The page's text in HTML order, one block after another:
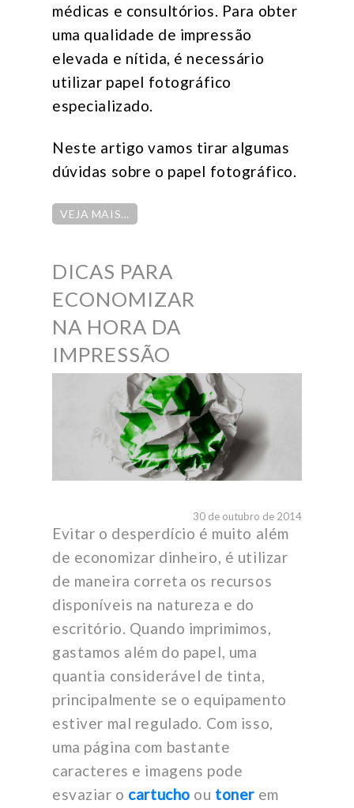
médicas e consultórios. Para obter
uma qualidade de impressão
elevada e nítida, é necessário
utilizar papel fotográfico
especializado.
Neste artigo vamos tirar algumas
dúvidas sobre o papel fotográfico.
VEJA MAIS…
DICAS PARA
ECONOMIZAR
NA HORA DA
IMPRESSÃO
30 de outubro de 2014
Evitar o desperdício é muito além
de economizar dinheiro, é utilizar
de maneira correta os recursos
disponíveis na natureza e do
escritório. Quando imprimimos,
gastamos além do papel, uma
quantia considerável de tinta,
principalmente se o equipamento
estiver mal regulado. Com isso,
uma página com bastante
caracteres e imagens pode
esvaziar o cartucho ou tonerem